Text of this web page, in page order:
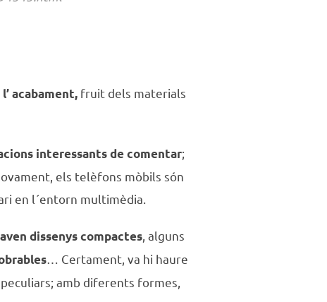
acabament,fruit dels materials
interessants de comentar;
els telèfons mòbils són
en l´entorn multimèdia.
dissenys compactes, alguns
…
Certament, va hi haure
amb diferents formes,